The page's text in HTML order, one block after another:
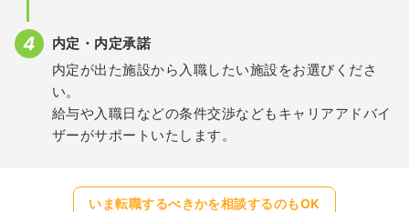
内定・内定承諾
内定が出た施設から入職したい施設をお選びくださ
い。
給与や入職日などの条件交渉などもキャリアアドバイ
ザーがサポートいたします。
いま転職するべきかを相談するのもOK